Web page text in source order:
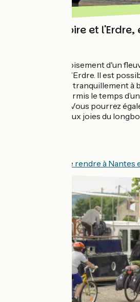
Nantes, la Loire et
Nantes est au croisement d'un
de ses affluents, l’Erdre. Il est
deux cours d'eau tranquillement
à moteur sans permis le temps
journée entière. Vous pourrez
et vous essayer aux joies du
Voir comment se rendre à Nantes